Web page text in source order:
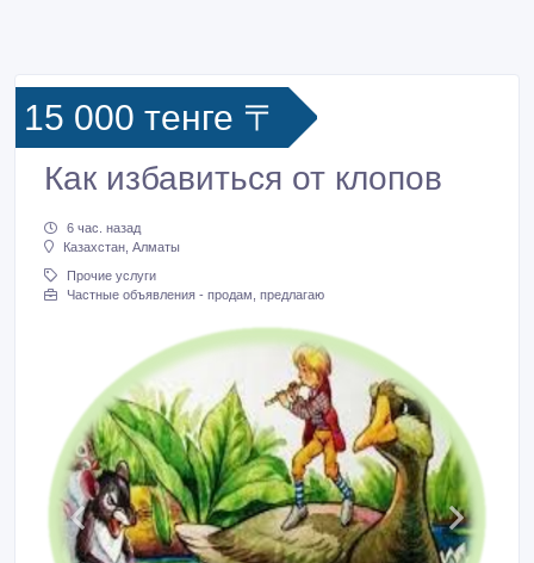
15 000 тенге 〒
Как избавиться от клопов
6 час. назад
Казахстан, Алматы
Прочие услуги
Частные объявления - продам, предлагаю